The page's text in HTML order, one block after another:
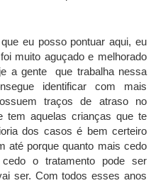
eu posso pontuar aqui, eu
muito aguçado e melhorado
a gente que trabalha nessa
identificar com mais
traços de atraso no
tem aquelas crianças que te
dos casos é bem certeiro
até porque quanto mais cedo
o tratamento pode ser
ser. Com todos esses anos